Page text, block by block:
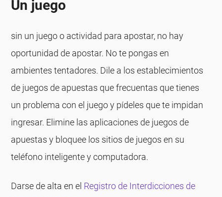
Un juego
sin un juego o actividad para apostar, no hay
oportunidad de apostar. No te pongas en
ambientes tentadores. Dile a los establecimientos
de juegos de apuestas que frecuentas que tienes
un problema con el juego y pídeles que te impidan
ingresar. Elimine las aplicaciones de juegos de
apuestas y bloquee los sitios de juegos en su
teléfono inteligente y computadora.
Darse de alta en el Registro de Interdicciones de